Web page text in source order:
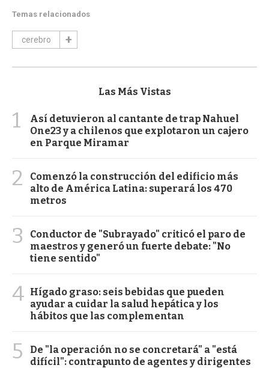
Temas relacionados
cerebro
Las Más Vistas
1
Así detuvieron al cantante de trap Nahuel
One23 y a chilenos que explotaron un cajero
en Parque Miramar
2
Comenzó la construcción del edificio más
alto de América Latina: superará los 470
metros
3
Conductor de "Subrayado" criticó el paro de
maestros y generó un fuerte debate: "No
tiene sentido"
4 Hígado graso: seis bebidas que pueden
ayudar a cuidar la salud hepática y los
hábitos que las complementan
5
De "la operación no se concretará" a "está
difícil": contrapunto de agentes y dirigentes